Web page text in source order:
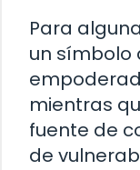
Para
un símbolo
mientras
fuente de
de